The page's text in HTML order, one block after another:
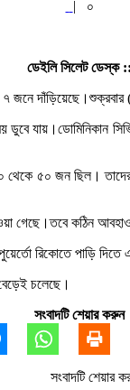
| ০
ডেইলি সিলেট ডেস্ক ::
জনে
যায়।ডোমিনিকান
থেকে ৫০ জন ছিল।
কঠিন
রিকোতে পাড়ি
চলেছে।
সংবাদটি শেয়ার করুন
সংবাদটি শেয়ার